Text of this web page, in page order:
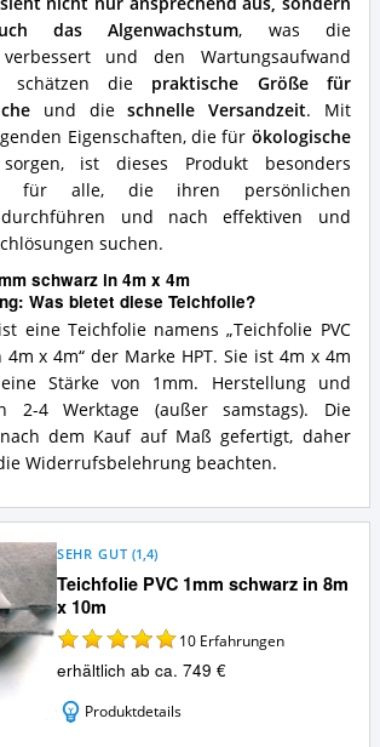
das Algenwachstum, was die
und den Wartungsaufwand
schätzen die praktische Größe für
und dieschnelle Versandzeit. Mit
Eigenschaften, die für ökologische
ist dieses Produkt besonders
für alle, die ihren persönlichen
durchführen und nach effektiven und
suchen.
schwarz in 4m x 4m
Was bietet diese Teichfolie?
eine Teichfolie namens „Teichfolie PVC
x 4m“ der Marke HPT. Sie ist 4m x 4m
Stärke von 1mm. Herstellung und
2-4 Werktage (außer samstags). Die
dem Kauf auf Maß gefertigt, daher
Widerrufsbelehrung beachten.
Teichfolie PVC 1mm schwarz in 8m
x 10m
SEHR GUT (1,4)
10 Erfahrungen
erhältlich ab ca. 749 €
Produktdetails